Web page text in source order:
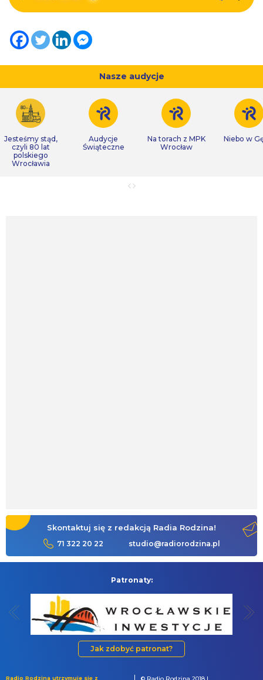
Nasze audycje
Jesteśmy stąd,
czyli 80 lat
polskiego
Wrocławia
Audycje
Świąteczne
Na torach z MPK
Wrocław
Niebo w
Skontaktuj się z redakcją Radia Rodzina!
71 322 20 22 studio@radiorodzina.pl
Patronaty:
Jak zdobyć patronat?
Radio Rodzina utrzymuje się z © Radio Rodzina 2018 |